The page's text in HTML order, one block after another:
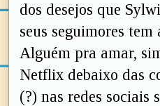
dos desejos que
seus seguimores
Alguém pra amar,
Netflix debaixo das
(?) nas redes sociais